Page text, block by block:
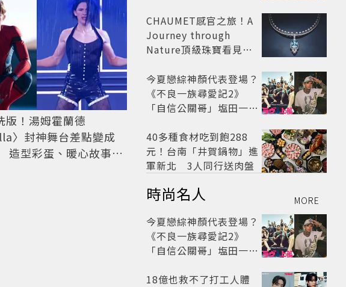
版！湯姆霍蘭德
〉封神舞台差點變成
造型彩蛋、暖心故事一
CHAUMET感官之旅！A
Journey through
Nature頂級珠寶看見植
今夏戀綜神顏代表登場？
《不良一族尋愛記2》
「自信公關哥」塩田一馬
老闆
40多種食材吃到飽288
元！台南「井賀鍋物」進
軍新北 3人同行送肉盤
時尚名人 MORE
今夏戀綜神顏代表登場？
《不良一族尋愛記2》
「自信公關哥」塩田一馬
老闆
18億也救不了打工人體